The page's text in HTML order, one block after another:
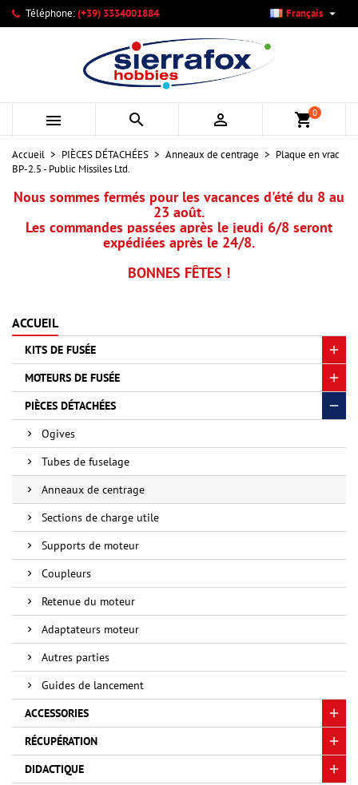
Téléphone:(+39) 3334001884 Français 
   shopping_cart0
Accueil PIÈCES DÉTACHÉES Anneaux de centrage
Plaque en vrac
BP-2.5 - Public Missiles Ltd.
Nous sommes fermés pour les vacances d'été du 8 au
23 août.
Les commandes passées après le jeudi 6/8 seront
expédiées après le 24/8.
BONNES FÊTES !
ACCUEIL
KITS DE FUSÉE
MOTEURS DE FUSÉE
PIÈCES DÉTACHÉES
Ogives
Tubes de fuselage
Anneaux de centrage
Sections de charge utile
Supports de moteur
Coupleurs
Retenue du moteur
Adaptateurs moteur
Autres parties
Guides de lancement
ACCESSORIES
RÉCUPÉRATION
DIDACTIQUE
Mes listes d'envies ×
Créer une nouvelle liste
Créer une liste d'envies ×
Nom de la liste d'envies
Annuler Créer une liste d'envies
Connexion ×
Vous devez être connecté pour ajouter des produits à votre
liste d'envies.
Annuler Connexion